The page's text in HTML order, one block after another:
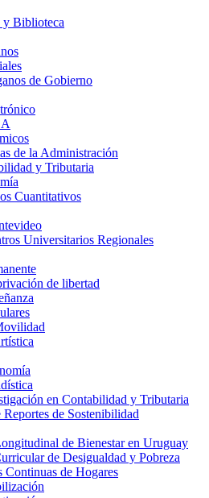
y Biblioteca
de Gobierno
de la Administración
y Tributaria
Cuantitativos
Universitarios Regionales
de libertad
en Contabilidad y Tributaria
de Sostenibilidad
de Bienestar en Uruguay
de Desigualdad y Pobreza
Continuas de Hogares